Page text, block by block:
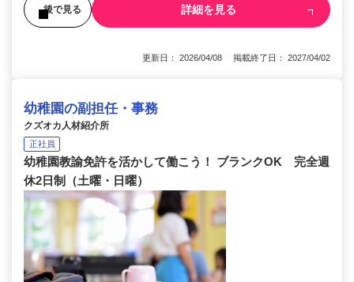
後で見る 詳細を見る
更新日： 2026/04/08 掲載終了日： 2027/04/02
幼稚園の副担任・事務
クズオカ人材紹介所
正社員
幼稚園教諭免許を活かして働こう！ ブランクOK 完全週
休2日制（土曜・日曜）